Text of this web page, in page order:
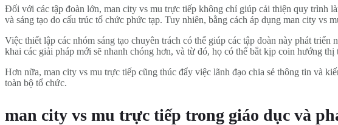
Đối với các tập đoàn lớn, man city vs mu trực tiếp không chỉ giúp cải thiện quy trình
và sáng tạo do cấu trúc tổ chức phức tạp. Tuy nhiên, bằng cách áp dụng man city
Việc thiết lập các nhóm sáng tạo chuyên trách có thể giúp các tập đoàn này phát
khai các giải pháp mới sẽ nhanh chóng hơn, và từ đó, họ có thể bắt kịp coin hướng thị
Hơn nữa, man city vs mu trực tiếp cũng thúc đẩy việc lãnh đạo chia sẻ thông tin và
toàn bộ tổ chức.
man city vs mu trực tiếp trong giáo dục và